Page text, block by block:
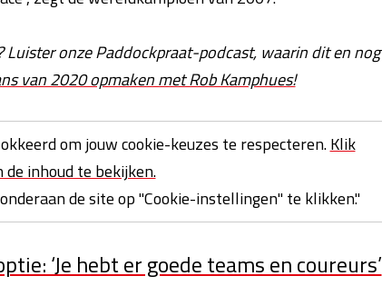
onze Paddockpraat-podcast, waarin dit en nog
van 2020 opmaken met Rob Kamphues!
om jouw cookie-keuzes te respecteren.Klik
inhoud te bekijken.
de site op "Cookie-instellingen" te klikken."
‘Je hebt er goede teams en coureurs’